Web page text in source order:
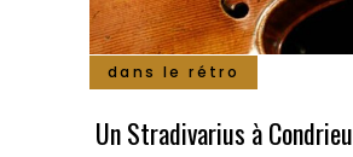
dans le rétro
Un Stradivarius à Condrieu